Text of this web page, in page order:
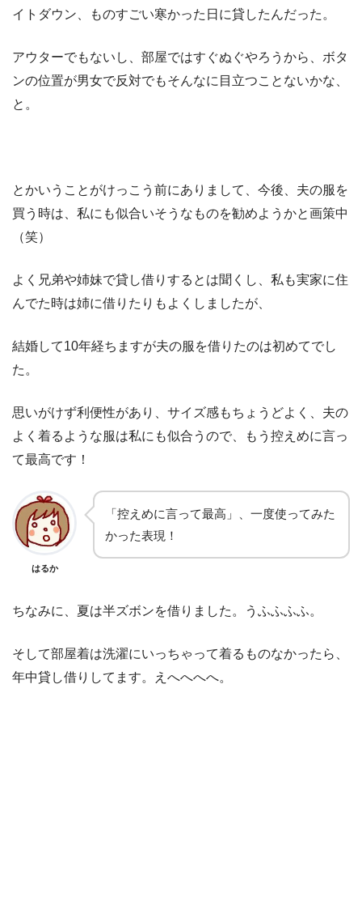
イトダウン、ものすごい寒かった日に貸したんだった。
アウターでもないし、部屋ではすぐぬぐやろうから、ボタ
ンの位置が男女で反対でもそんなに目立つことないかな、
と。
とかいうことがけっこう前にありまして、今後、夫の服を
買う時は、私にも似合いそうなものを勧めようかと画策中
（笑）
よく兄弟や姉妹で貸し借りするとは聞くし、私も実家に住
んでた時は姉に借りたりもよくしましたが、
結婚して10年経ちますが夫の服を借りたのは初めてでし
た。
思いがけず利便性があり、サイズ感もちょうどよく、夫の
よく着るような服は私にも似合うので、もう控えめに言っ
て最高です！
はるか
「控えめに言って最高」、一度使ってみた
かった表現！
ちなみに、夏は半ズボンを借りました。うふふふふ。
そして部屋着は洗濯にいっちゃって着るものなかったら、
年中貸し借りしてます。えへへへへ。